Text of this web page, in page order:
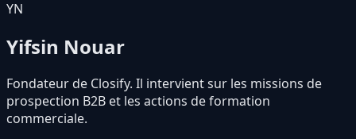
YN
Yifsin Nouar
Fondateur de Closify. Il intervient sur les missions de
prospection B2B et les actions de formation
commerciale.